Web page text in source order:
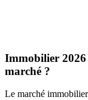
Immobilier 2026
marché ?
Le marché